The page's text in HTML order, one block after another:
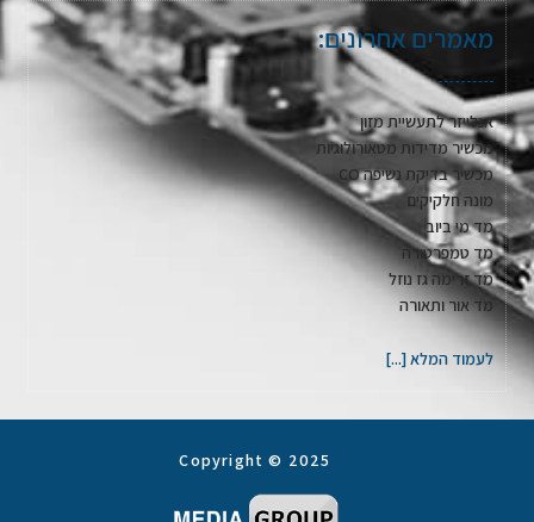
מאמרים אחרונים:
אנלייזר לתעשיית מזון
מכשיר מדידות מטאורולוגיות
מכשיר בדיקת נשיפה CO
מונה חלקיקים
מד מי ביוב
מד טמפרטורה
מד זרימה גז נוזל
מד אור ותאורה
לעמוד המלא [...]
Copyright © 2025